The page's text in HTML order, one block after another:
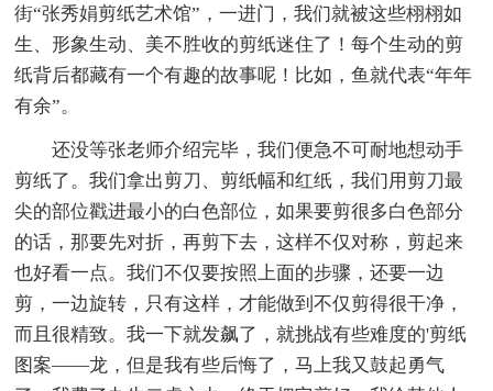
街“张秀娟剪纸艺术馆”，一进门，我们就被这些栩栩如
生、形象生动、美不胜收的剪纸迷住了！每个生动的剪
纸背后都藏有一个有趣的故事呢！比如，鱼就代表“年年
有余”。
还没等张老师介绍完毕，我们便急不可耐地想动手
剪纸了。我们拿出剪刀、剪纸幅和红纸，我们用剪刀最
尖的部位戳进最小的白色部位，如果要剪很多白色部分
的话，那要先对折，再剪下去，这样不仅对称，剪起来
也好看一点。我们不仅要按照上面的步骤，还要一边
剪，一边旋转，只有这样，才能做到不仅剪得很干净，
而且很精致。我一下就发飙了，就挑战有些难度的'剪纸
图案——龙，但是我有些后悔了，马上我又鼓起勇气